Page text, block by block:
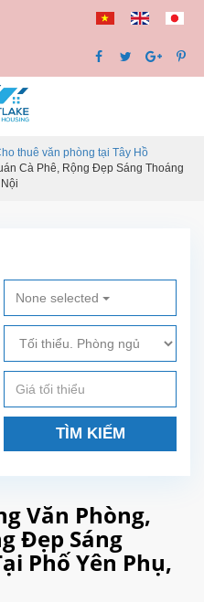
thuê văn phòng tại Tây Hồ
Cà Phê, Rộng Đẹp Sáng Thoáng
None selected
TÌM KIẾM
Văn Phòng,
Đẹp Sáng
Phố Yên Phụ,